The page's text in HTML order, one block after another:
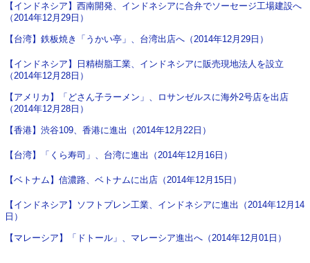
【インドネシア】西南開発、インドネシアに合弁でソーセージ工場建設へ
（2014年12月29日）
【台湾】鉄板焼き「うかい亭」、台湾出店へ（2014年12月29日）
【インドネシア】日精樹脂工業、インドネシアに販売現地法人を設立
（2014年12月28日）
【アメリカ】「どさん子ラーメン」、ロサンゼルスに海外2号店を出店
（2014年12月28日）
【香港】渋谷109、香港に進出（2014年12月22日）
【台湾】「くら寿司」、台湾に進出（2014年12月16日）
【ベトナム】信濃路、ベトナムに出店（2014年12月15日）
【インドネシア】ソフトプレン工業、インドネシアに進出（2014年12月14
日）
【マレーシア】「ドトール」、マレーシア進出へ（2014年12月01日）